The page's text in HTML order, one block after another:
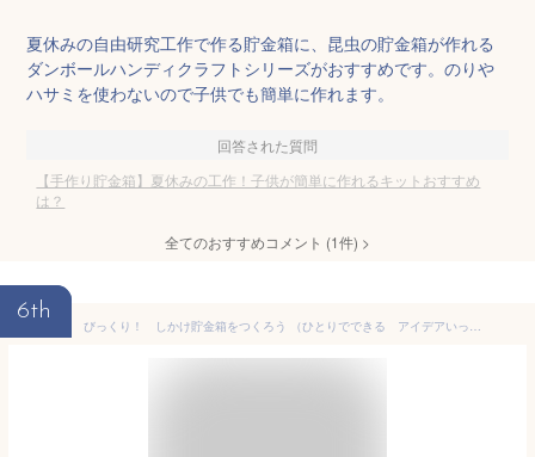
夏休みの自由研究工作で作る貯金箱に、昆虫の貯金箱が作れる
ダンボールハンディクラフトシリーズがおすすめです。のりや
ハサミを使わないので子供でも簡単に作れます。
回答された質問
【手作り貯金箱】夏休みの工作！子供が簡単に作れるキットおすすめ
は？
全てのおすすめコメント (1件) >
6th
びっくり！ しかけ貯金箱をつくろう （ひとりでできる アイデアいっぱい 貯金箱工作） [ 寺西恵里子 ]